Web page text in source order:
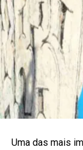
Uma das mais